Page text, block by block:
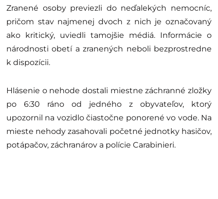
Zranené osoby previezli do neďalekých nemocníc,
pričom stav najmenej dvoch z nich je označovaný
ako kritický, uviedli tamojšie médiá. Informácie o
národnosti obetí a zranených neboli bezprostredne
k dispozícii.
Hlásenie o nehode dostali miestne záchranné zložky
po 6:30 ráno od jedného z obyvateľov, ktorý
upozornil na vozidlo čiastočne ponorené vo vode. Na
mieste nehody zasahovali početné jednotky hasičov,
potápačov, záchranárov a polície Carabinieri.